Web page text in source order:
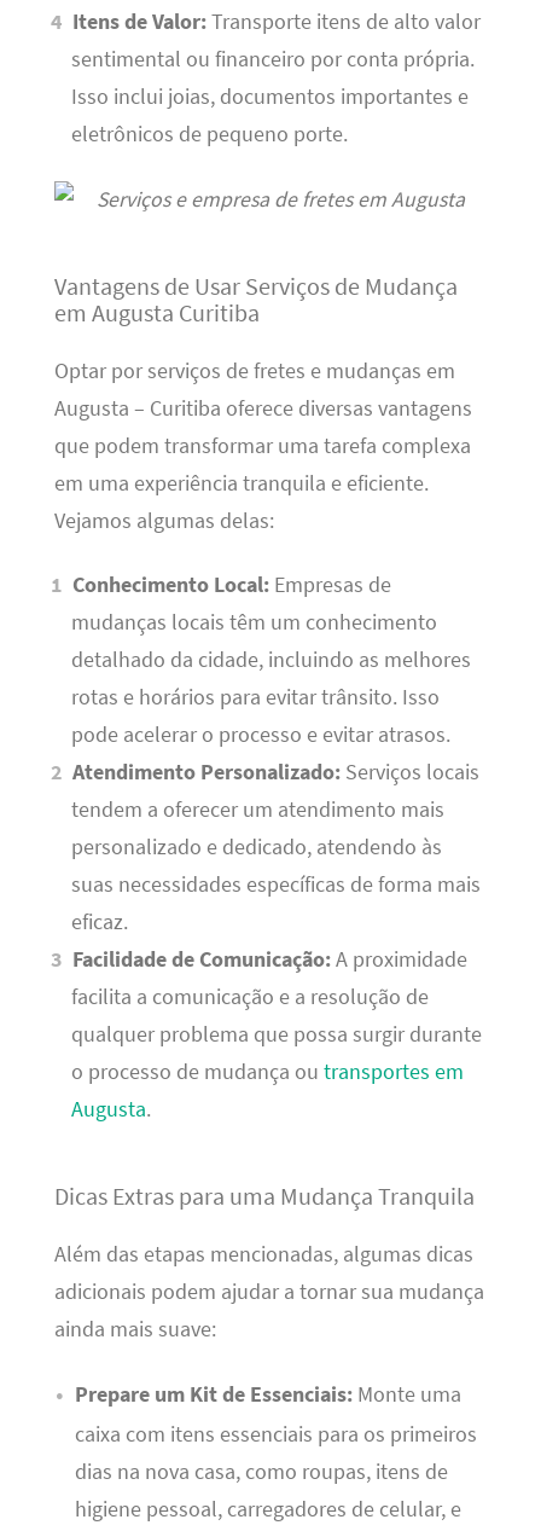
Itens de Valor:Transporte itens de alto valor
sentimental ou financeiro por conta própria.
Isso inclui joias, documentos importantes e
eletrônicos de pequeno porte.
Vantagens de Usar Serviços de Mudança
em Augusta Curitiba
Optar por serviços de fretes e mudanças em
Augusta – Curitiba oferece diversas vantagens
que podem transformar uma tarefa complexa
em uma experiência tranquila e eficiente.
Vejamos algumas delas:
Conhecimento Local: Empresas de
mudanças locais têm um conhecimento
detalhado da cidade, incluindo as melhores
rotas e horários para evitar trânsito. Isso
pode acelerar o processo e evitar atrasos.
Atendimento Personalizado: Serviços locais
tendem a oferecer um atendimento mais
personalizado e dedicado, atendendo às
suas necessidades específicas de forma mais
eficaz.
Facilidade de Comunicação:A proximidade
facilita a comunicação e a resolução de
qualquer problema que possa surgir durante
o processo de mudança ou transportes em
Augusta.
Dicas Extras para uma Mudança Tranquila
Além das etapas mencionadas, algumas dicas
adicionais podem ajudar a tornar sua mudança
ainda mais suave:
Prepare um Kit de Essenciais:Monte uma
caixa com itens essenciais para os primeiros
dias na nova casa, como roupas, itens de
higiene pessoal, carregadores de celular, e